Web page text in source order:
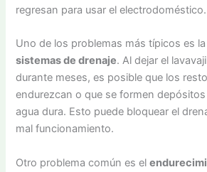
regresan para usar el electrodoméstico.
Uno de los problemas más típicos es
sistemas de drenaje. Al dejar el
durante meses, es posible que los
endurezcan o que se formen
agua dura. Esto puede bloquear el
mal funcionamiento.
Otro problema común es el